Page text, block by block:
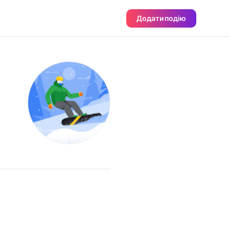
Додати подію